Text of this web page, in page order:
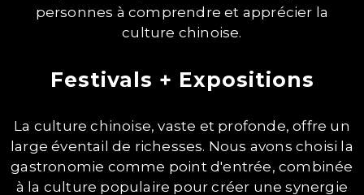
personnes à comprendre et apprécier la
culture chinoise.
Festivals + Expositions
La culture chinoise, vaste et profonde, offre un
large éventail de richesses. Nous avons choisi la
gastronomie comme point d'entrée, combinée
à la culture populaire pour créer une synergie